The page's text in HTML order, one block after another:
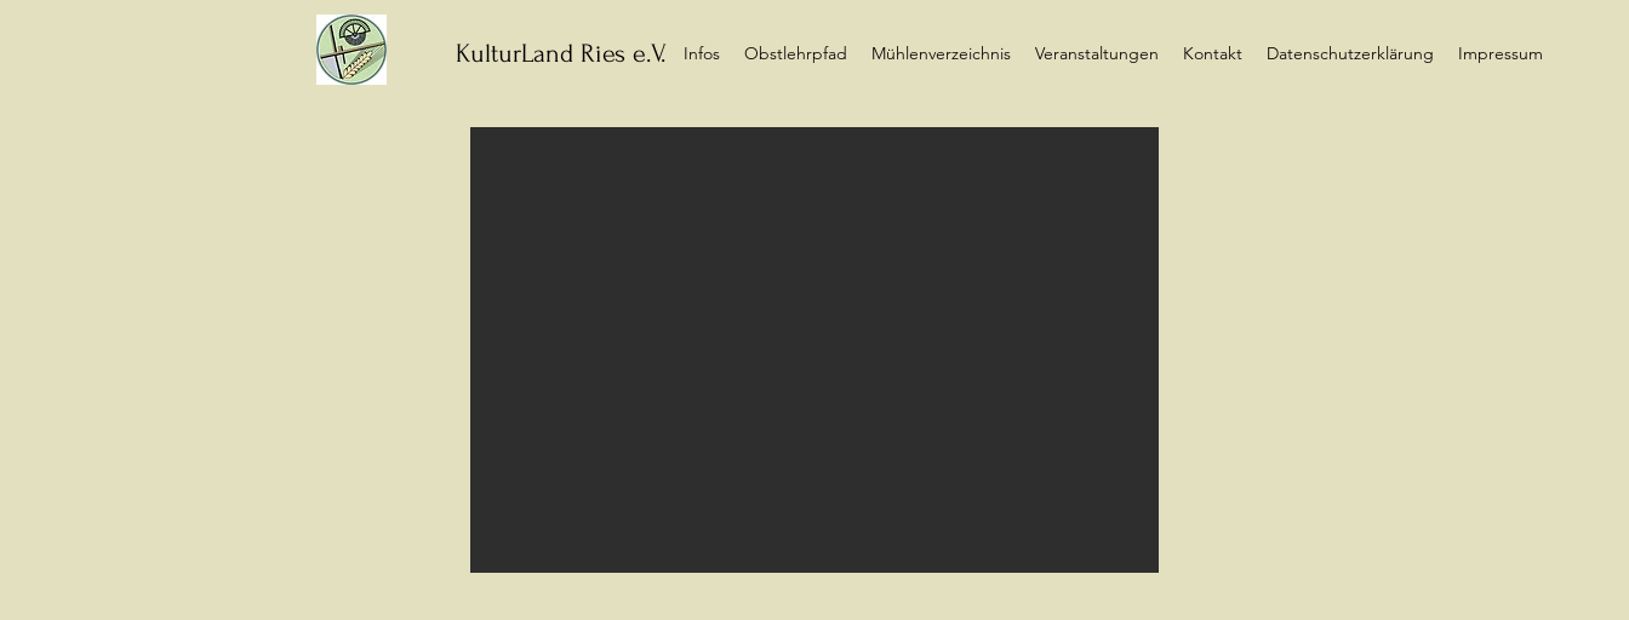
Infos Obstlehrpfad Mühlenverzeichnis Veranstaltungen Kontakt Datenschutzerklärung Impressum
KulturLand Ries e.V.